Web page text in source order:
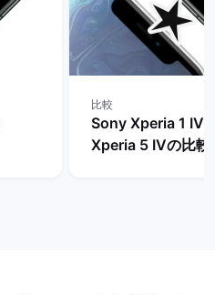
比較
Sony Xperia 1 IV
Xperia 5 IVの比較